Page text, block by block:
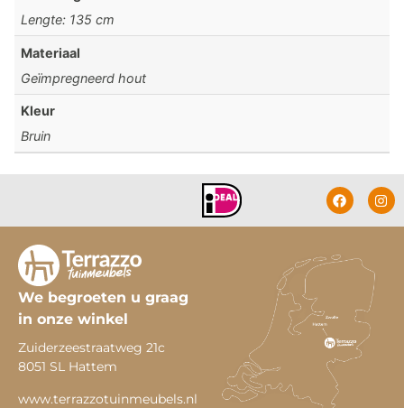
Lengte: 135 cm
Materiaal
Geïmpregneerd hout
Kleur
Bruin
We begroeten u graag
in onze winkel
Zuiderzeestraatweg 21c
8051 SL Hattem
www.terrazzotuinmeubels.nl